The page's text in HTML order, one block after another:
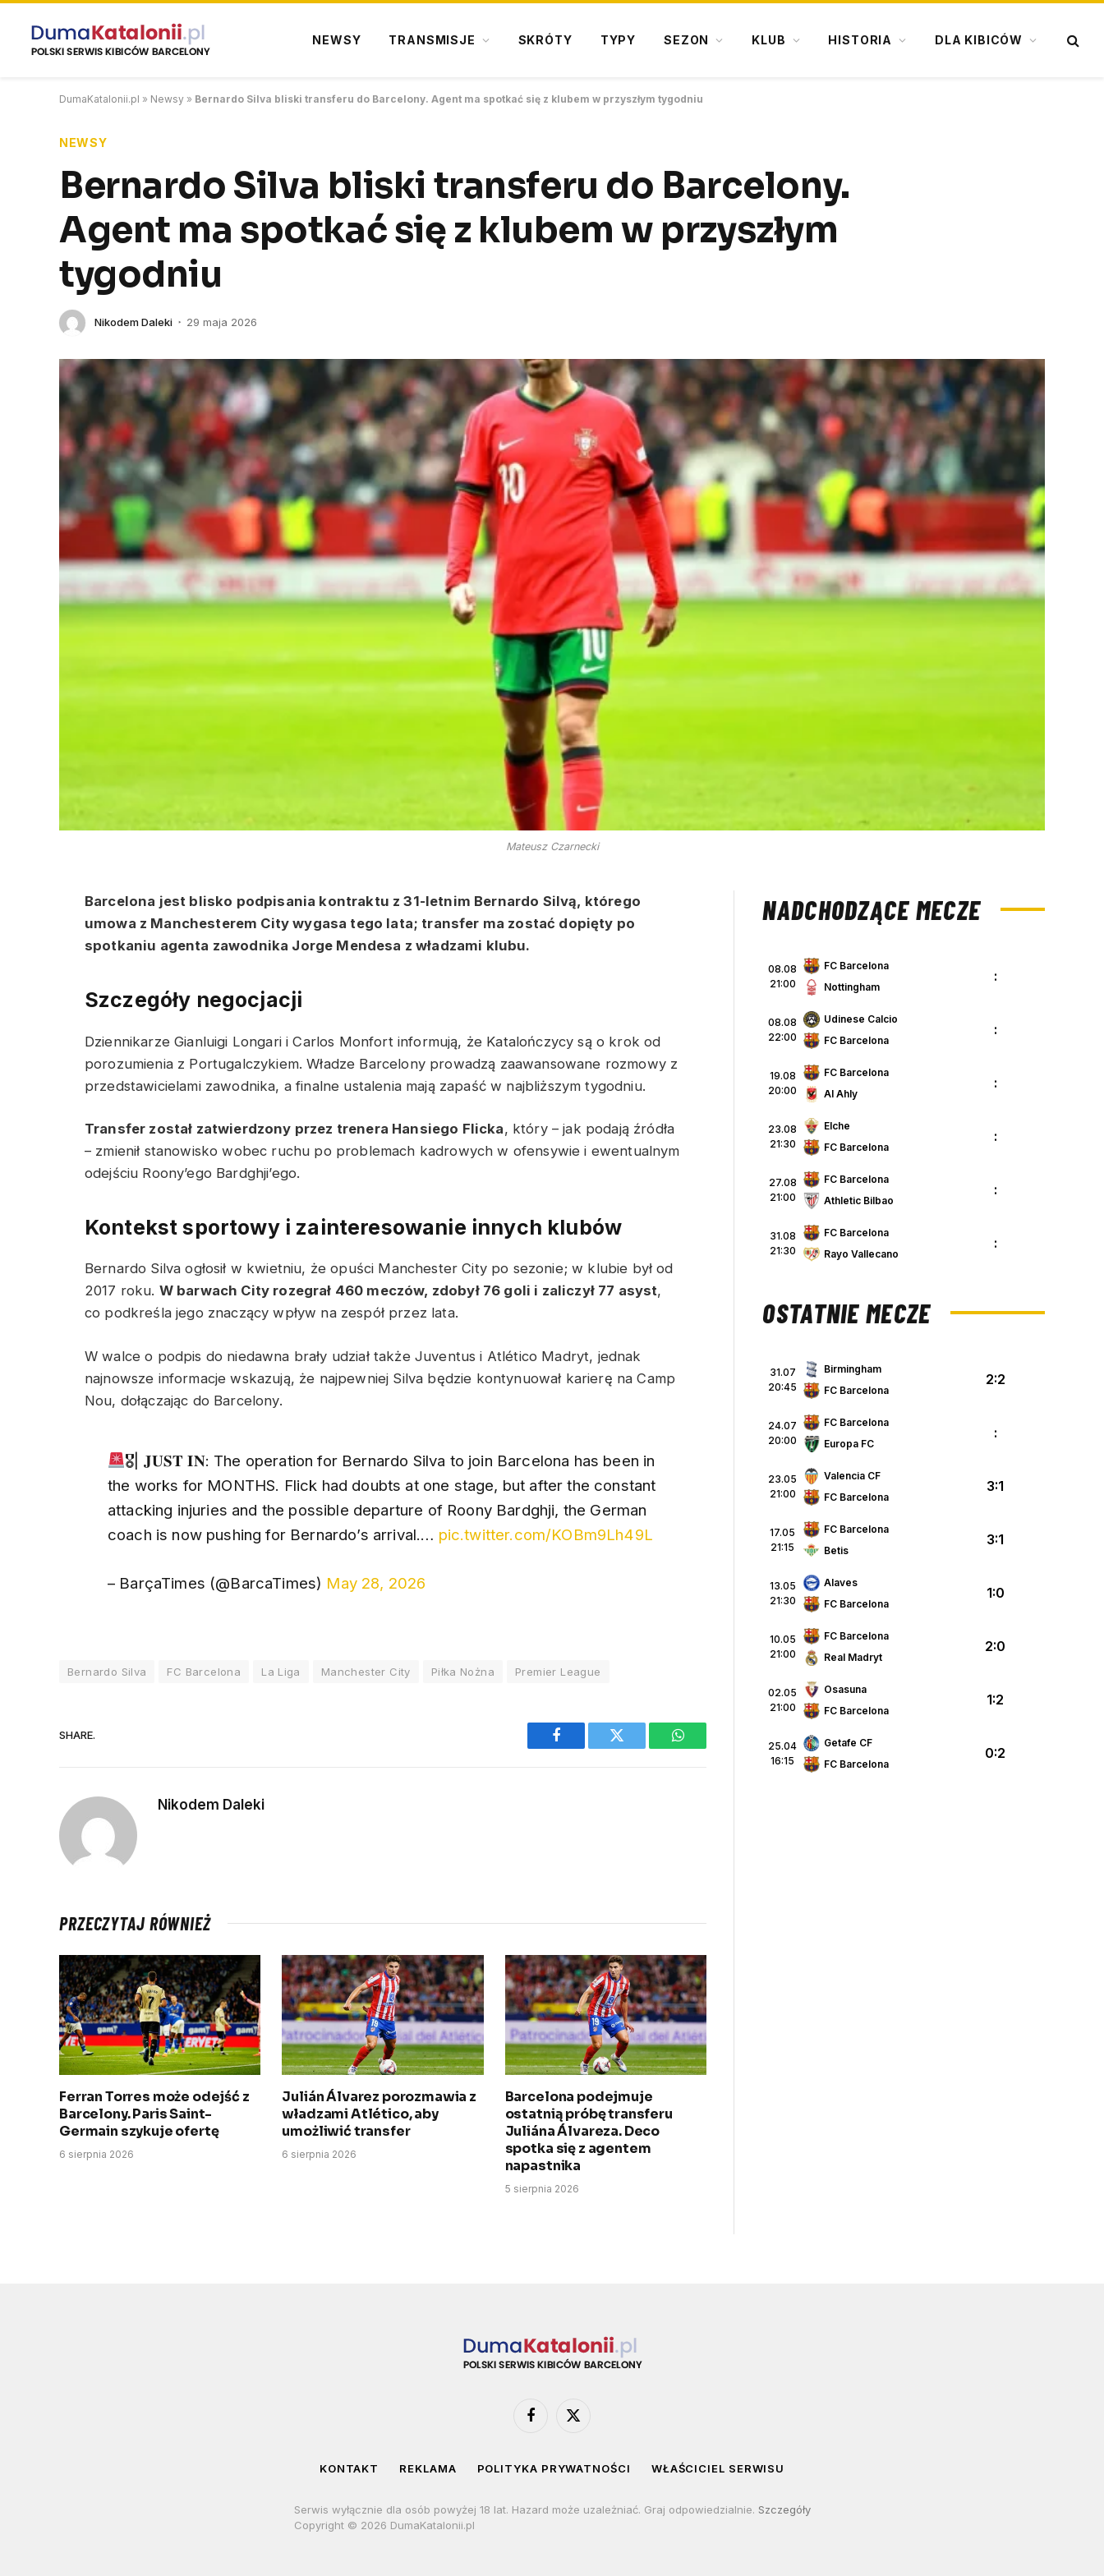
NEWSY TRANSMISJE SKRÓTY TYPY SEZON KLUB HISTORIA DLA KIBICÓW
DumaKatalonii.pl » Newsy » Bernardo Silva bliski transferu do Barcelony. Agent ma spotkać się z klubem w przyszłym tygodniu
NEWSY
Bernardo Silva bliski transferu do Barcelony.
Agent ma spotkać się z klubem w przyszłym
tygodniu
Nikodem Daleki 29 maja 2026
Mateusz Czarnecki
Barcelona jest blisko podpisania kontraktu z 31-letnim Bernardo Silvą, którego
umowa z Manchesterem City wygasa tego lata; transfer ma zostać dopięty po
spotkaniu agenta zawodnika Jorge Mendesa z władzami klubu.
Szczegóły negocjacji
Dziennikarze Gianluigi Longari i Carlos Monfort informują, że Katalończycy są o krok od
porozumienia z Portugalczykiem. Władze Barcelony prowadzą zaawansowane rozmowy z
przedstawicielami zawodnika, a finalne ustalenia mają zapaść w najbliższym tygodniu.
Transfer został zatwierdzony przez trenera Hansiego Flicka, który – jak podają źródła
– zmienił stanowisko wobec ruchu po problemach kadrowych w ofensywie i ewentualnym
odejściu Roony’ego Bardghji’ego.
Kontekst sportowy i zainteresowanie innych klubów
Bernardo Silva ogłosił w kwietniu, że opuści Manchester City po sezonie; w klubie był od
2017 roku. W barwach City rozegrał 460 meczów, zdobył 76 goli i zaliczył 77 asyst,
co podkreśla jego znaczący wpływ na zespół przez lata.
W walce o podpis do niedawna brały udział także Juventus i Atlético Madryt, jednak
najnowsze informacje wskazują, że najpewniej Silva będzie kontynuował karierę na Camp
Nou, dołączając do Barcelony.
🎖| 𝐉𝐔𝐒𝐓 𝐈𝐍: The operation for Bernardo Silva to join Barcelona has been in
the works for MONTHS. Flick had doubts at one stage, but after the constant
attacking injuries and the possible departure of Roony Bardghji, the German
coach is now pushing for Bernardo’s arrival.… pic.twitter.com/KOBm9Lh49L
– BarçaTimes (@BarcaTimes) May 28, 2026
Bernardo Silva FC Barcelona La Liga Manchester City Piłka Nożna Premier League
SHARE.
Facebook Twitter WhatsApp
Nikodem Daleki
PRZECZYTAJ RÓWNIEŻ
Ferran Torres może odejść z
Barcelony. Paris Saint-
Germain szykuje ofertę
6 sierpnia 2026
Julián Álvarez porozmawia z
władzami Atlético, aby
umożliwić transfer
6 sierpnia 2026
Barcelona podejmuje
ostatnią próbę transferu
Juliána Álvareza. Deco
spotka się z agentem
napastnika
5 sierpnia 2026
NADCHODZĄCE MECZE
08.08
21:00
FC Barcelona
Nottingham
:
08.08
22:00
Udinese Calcio
FC Barcelona
:
19.08
20:00
FC Barcelona
Al Ahly
:
23.08
21:30
Elche
FC Barcelona
:
27.08
21:00
FC Barcelona
Athletic Bilbao
:
31.08
21:30
FC Barcelona
Rayo Vallecano
:
OSTATNIE MECZE
31.07
20:45
Birmingham
FC Barcelona
2:2
24.07
20:00
FC Barcelona
Europa FC
:
23.05
21:00
Valencia CF
FC Barcelona
3:1
17.05
21:15
FC Barcelona
Betis
3:1
13.05
21:30
Alaves
FC Barcelona
1:0
10.05
21:00
FC Barcelona
Real Madryt
2:0
02.05
21:00
Osasuna
FC Barcelona
1:2
25.04
16:15
Getafe CF
FC Barcelona
0:2
Facebook
X
KONTAKT REKLAMA POLITYKA PRYWATNOŚCI WŁAŚCICIEL SERWISU
Serwis wyłącznie dla osób powyżej 18 lat. Hazard może uzależniać. Graj odpowiedzialnie. Szczegóły
Copyright © 2026 DumaKatalonii.pl